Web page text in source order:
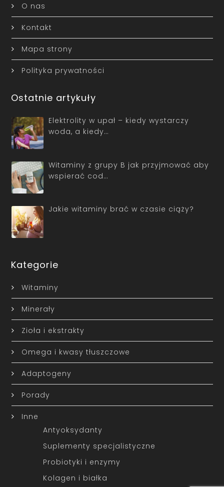
O nas
Kontakt
Mapa strony
Polityka prywatności
Ostatnie artykuły
Elektrolity w upał – kiedy wystarczy
woda, a kiedy…
Witaminy z grupy B jak przyjmować aby
wspierać cod…
Jakie witaminy brać w czasie ciąży?
Kategorie
Witaminy
Minerały
Zioła i ekstrakty
Omega i kwasy tłuszczowe
Adaptogeny
Porady
Inne
Antyoksydanty
Suplementy specjalistyczne
Probiotyki i enzymy
Kolagen i białka